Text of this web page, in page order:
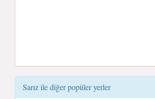
Sarız ile diğer popüler yerler